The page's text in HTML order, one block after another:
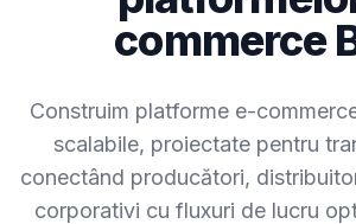
commerce
Construim platforme e-
scalabile, proiectate pentru
conectând producători,
corporativi cu fluxuri de lucru